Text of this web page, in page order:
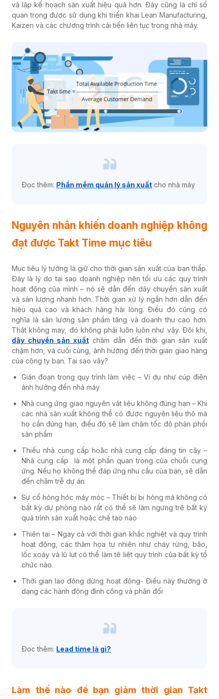
và lập kế hoạch sản xuất hiệu quả hơn. Đây cũng là chỉ số
quan trọng được sử dụng khi triển khai Lean Manufacturing,
Kaizen và các chương trình cải tiến liên tục trong nhà máy.
Đọc thêm: Phần mềm quản lý sản xuất cho nhà máy
Nguyên nhân khiến doanh nghiệp không
đạt được Takt Time mục tiêu
Mục tiêu lý tưởng là giữ cho thời gian sản xuất của bạn thấp.
Đây là lý do tại sao doanh nghiệp nên tối ưu các quy trình
hoạt động của mình – nó sẽ dẫn đến dây chuyền sản xuất
và sản lượng nhanh hơn. Thời gian xử lý ngắn hơn dẫn đến
hiệu quả cao và khách hàng hài lòng. Điều đó cũng có
nghĩa là sản lượng sản phẩm tăng và doanh thu cao hơn.
Thật không may, đó không phải luôn luôn như vậy. Đôi khi,
dây chuyền sản xuấtchậm dẫn đến thời gian sản xuất
chậm hơn, và cuối cùng, ảnh hưởng đến thời gian giao hàng
của công ty bạn. Tại sao vậy?
Gián đoạn trong quy trình làm việc – Ví dụ như cúp điện
ảnh hưởng đến nhà máy
Nhà cung ứng giao nguyên vật liệu không đúng hạn – Khi
các nhà sản xuất không thể có được nguyên liệu thô mà
họ cần đúng hạn, điều đó sẽ làm chậm tốc độ phân phối
sản phẩm
Thiếu nhà cung cấp hoặc nhà cung cấp đáng tin cậy –
Nhà cung cấp là một phần quan trọng của chuỗi cung
ứng. Nếu họ không thể đáp ứng nhu cầu của bạn, sẽ dẫn
đến chậm trễ dự án.
Sự cố hỏng hóc máy móc – Thiết bị bị hỏng mà không có
bất kỳ dự phòng nào rất có thể sẽ làm ngưng trệ bất kỳ
quá trình sản xuất hoặc chế tạo nào
Thiên tai – Ngay cả với thời gian khắc nghiệt và quy trình
hoạt động, các thảm họa tự nhiên như cháy rừng, bão,
lốc xoáy và lũ lụt có thể làm tê liệt quy trình của bất kỳ tổ
chức nào
Thời gian lao động dừng hoạt động- Điều này thường ở
dạng các hành động đình công và phản đối
Đọc thêm: Lead time là gì?
Làm thế nào để bạn giảm thời gian Takt